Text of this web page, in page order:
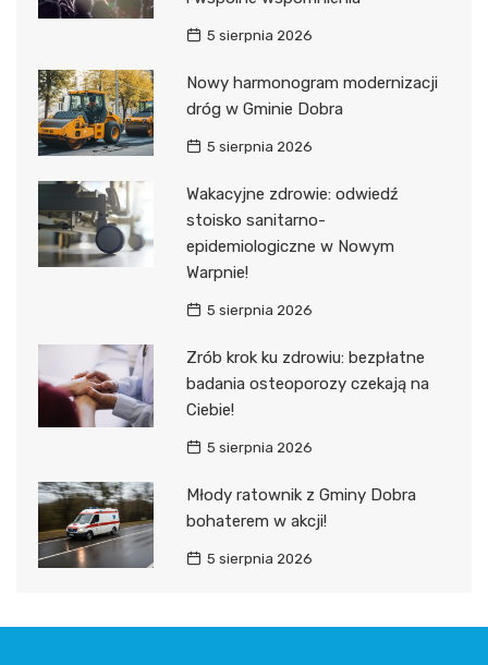
5 sierpnia 2026
Nowy harmonogram modernizacji
dróg w Gminie Dobra
5 sierpnia 2026
Wakacyjne zdrowie: odwiedź
stoisko sanitarno-
epidemiologiczne w Nowym
Warpnie!
5 sierpnia 2026
Zrób krok ku zdrowiu: bezpłatne
badania osteoporozy czekają na
Ciebie!
5 sierpnia 2026
Młody ratownik z Gminy Dobra
bohaterem w akcji!
5 sierpnia 2026